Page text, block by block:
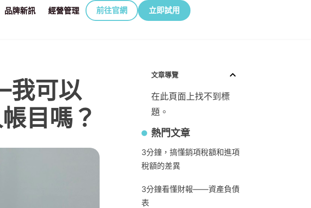
品牌新訊 經營管理 前往官網 立即試用
可以
目嗎？
文章導覽
在此頁面上找不到標
題。
熱門文章
3分鐘，搞懂銷項稅額和進項
稅額的差異
3分鐘看懂財報——資產負債
表